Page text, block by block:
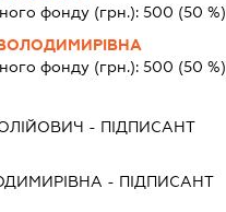
фонду (грн.): 500 (50 %)
фонду (грн.): 500 (50 %)
- ПІДПИСАНТ
- ПІДПИСАНТ